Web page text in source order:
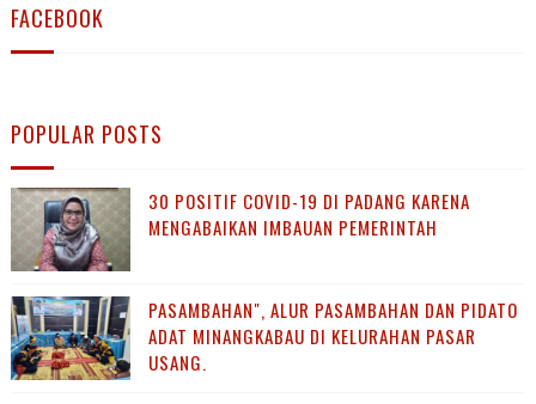
FACEBOOK
POPULAR POSTS
30 POSITIF COVID-19 DI PADANG KARENA
MENGABAIKAN IMBAUAN PEMERINTAH
PASAMBAHAN", ALUR PASAMBAHAN DAN PIDATO
ADAT MINANGKABAU DI KELURAHAN PASAR
USANG.